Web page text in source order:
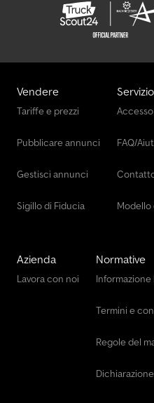
Vendere
Tariffe e prezzi
Pubblicare annunci
Gestisci annunci
Sigillo di Fiducia
Accesso
FAQ/
Azienda
Lavora con noi
Normative
Informazione
Termini e
Regole del